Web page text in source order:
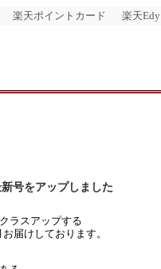
楽天ポイントカード 楽天Edy
号をアップしました
ラスアップする
届けしております。